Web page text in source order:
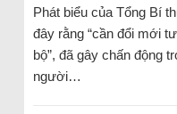
Phát biểu của Tổng Bí
đây rằng “cần đổi mới
bộ”, đã gây chấn động
người…